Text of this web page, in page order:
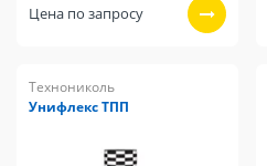
Цена по запросу
Технониколь
Унифлекс ТПП